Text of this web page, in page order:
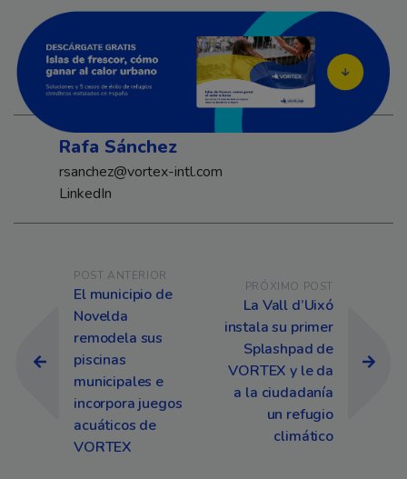
Rafa Sánchez
rsanchez@vortex-intl.com
LinkedIn
Navegación de entradas
POST ANTERIOR
El municipio de
Novelda
remodela sus
piscinas
municipales e
incorpora juegos
acuáticos de
VORTEX
PRÓXIMO POST
La Vall d’Uixó
instala su primer
Splashpad de
VORTEX y le da
a la ciudadanía
un refugio
climático